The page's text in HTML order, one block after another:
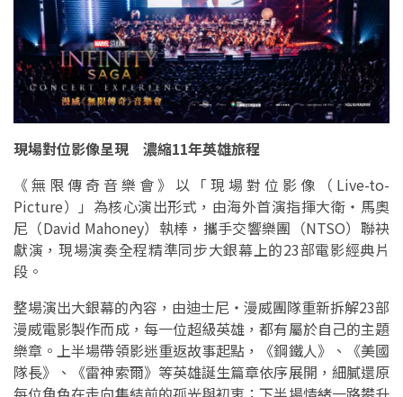
現場對位影像呈現 濃縮11年英雄旅程
《無限傳奇音樂會》以「現場對位影像（Live-to-
Picture）」為核心演出形式，由海外首演指揮大衛・馬奧
尼（David Mahoney）執棒，攜手交響樂團（NTSO）聯袂
獻演，現場演奏全程精準同步大銀幕上的23部電影經典片
段。
整場演出大銀幕的內容，由迪士尼・漫威團隊重新拆解23部
漫威電影製作而成，每一位超級英雄，都有屬於自己的主題
樂章。上半場帶領影迷重返故事起點，《鋼鐵人》、《美國
隊長》、《雷神索爾》等英雄誕生篇章依序展開，細膩還原